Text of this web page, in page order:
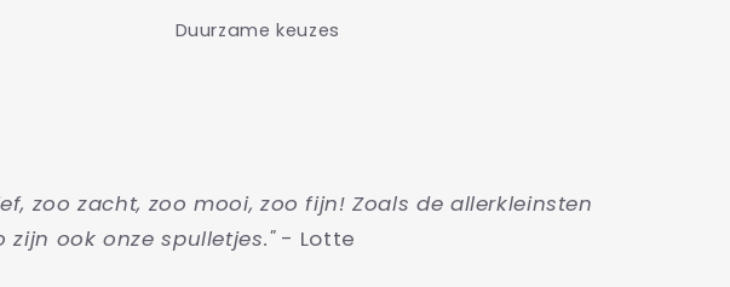
Duurzame keuzes
zoo zacht, zoo mooi, zoo fijn! Zoals de allerkleinsten
zijn ook onze spulletjes."- Lotte